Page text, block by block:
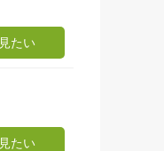
見たい
見たい